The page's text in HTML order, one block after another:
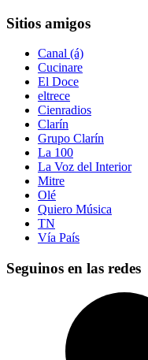
Sitios amigos
Canal (á)
Cucinare
El Doce
eltrece
Cienradios
Clarín
Grupo Clarín
La 100
La Voz del Interior
Mitre
Olé
Quiero Música
TN
Vía País
Seguinos en las redes